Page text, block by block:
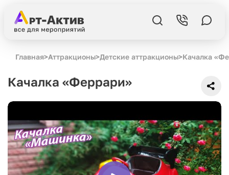
Главная>Аттракционы>Детские аттракционы>Качалка
Качалка «Феррари»